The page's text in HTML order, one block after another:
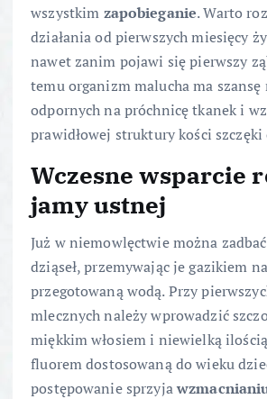
wszystkim zapobieganie. Warto
działania od pierwszych miesięcy
nawet zanim pojawi się pierwszy
temu organizm malucha ma
odpornych na próchnicę tkanek i
prawidłowej struktury kości szczęki
Wczesne wsparcie
jamy ustnej
Już w niemowlęctwie można
dziąseł, przemywając je gazikiem
przegotowaną wodą. Przy
mlecznych należy wprowadzić
miękkim włosiem i niewielką
fluorem dostosowaną do wieku
postępowanie sprzyja